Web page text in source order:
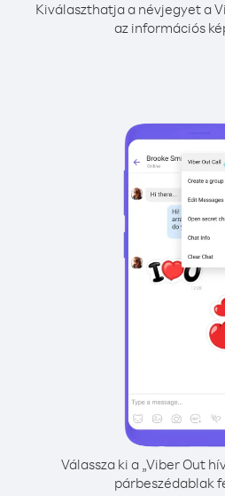
Kiválaszthatja a névjegyet a
az információs
Válassza ki a „Viber Out
párbeszédablak